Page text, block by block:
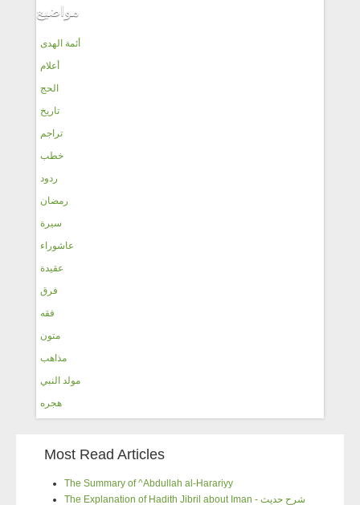
مواضيع
أئمة الهدى
أعلام
الحج
تاريخ
تراجم
خطب
ردود
رمضان
سيرة
عاشوراء
عقيدة
فرق
فقه
متون
مذاهب
مولد النبي
هجره
Most Read Articles
The Summary of ^Abdullah al-Harariyy
The Explanation of Hadith Jibril about Iman - شرح حديث